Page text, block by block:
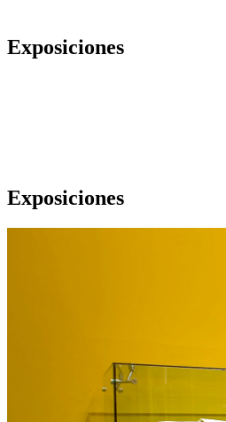
Exposiciones
Exposiciones